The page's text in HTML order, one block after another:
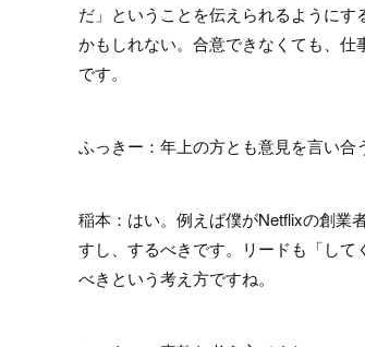
だ」ということを伝えられるように
かもしれない。合意できなくても、
です。
ふっきー：年上の方とも意見を言い合
稲本：はい。例えば僕がNetflixの創業
すし、するべきです。リードも「し
べきという考え方ですね。